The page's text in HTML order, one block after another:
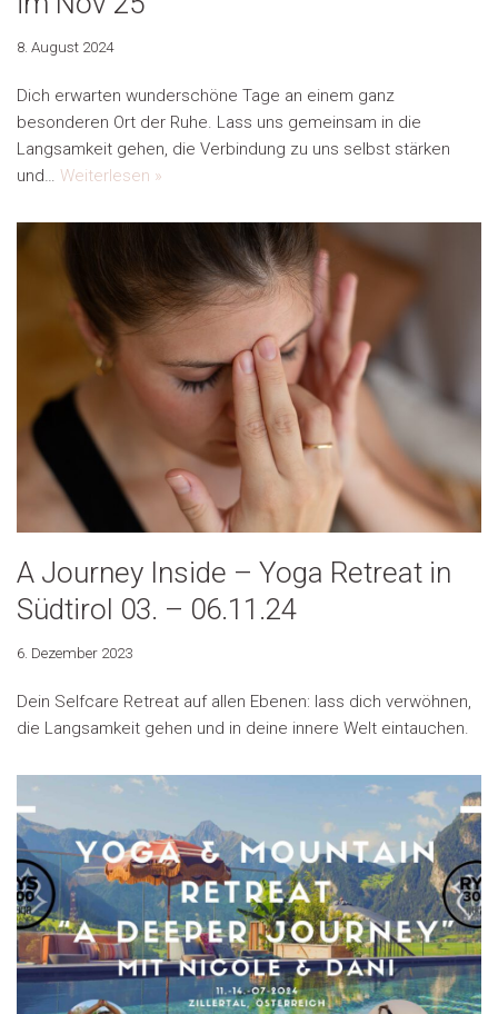
8. August 2024
Dich erwarten wunderschöne Tage an einem ganz
besonderen Ort der Ruhe. Lass uns gemeinsam in die
Langsamkeit gehen, die Verbindung zu uns selbst stärken
und… Weiterlesen »
A Journey Inside – Yoga Retreat in
Südtirol 03. – 06.11.24
6. Dezember 2023
Dein Selfcare Retreat auf allen Ebenen: lass dich verwöhnen,
die Langsamkeit gehen und in deine innere Welt eintauchen.